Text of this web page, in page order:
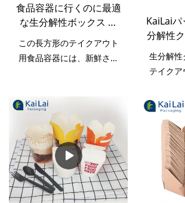
印刷製品
食品容器に行くのに最適
な生分解性ボックス メ
ーカー会社を奪う |。開
来包装
この長方形のテイクアウト
用食品容器には、新鮮さを
のポリコーティングされた
内部があります。コンパク
トで持ち運びに便利です。
これらの使い捨てランチボ
ックス容器は、簡単に片付
けられるように設計されて
います。忙しい家庭、ファ
KaiLai
分解性
イクア
クア
生分解性
テイクア
他の最先
専門のエ
を割り
で品質
一種と
途があ
ックス